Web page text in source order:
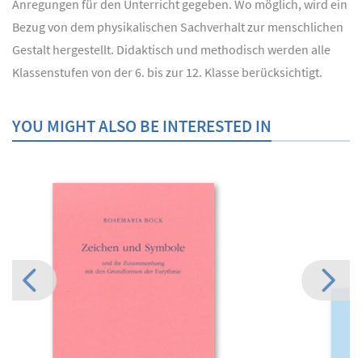
Anregungen für den Unterricht gegeben. Wo möglich, wird ein
Bezug von dem physikalischen Sachverhalt zur menschlichen
Gestalt hergestellt. Didaktisch und methodisch werden alle
Klassenstufen von der 6. bis zur 12. Klasse berücksichtigt.
YOU MIGHT ALSO BE INTERESTED IN